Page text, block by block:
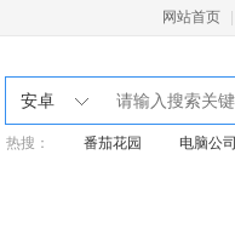
网站首页
安卓
热搜： 番茄花园 电脑公司